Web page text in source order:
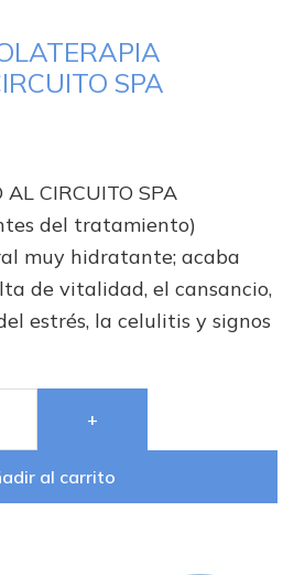
SPA
AL CIRCUITO SPA
del tratamiento)
muy hidratante; acaba
de vitalidad, el cansancio,
estrés, la celulitis y signos
+
al carrito